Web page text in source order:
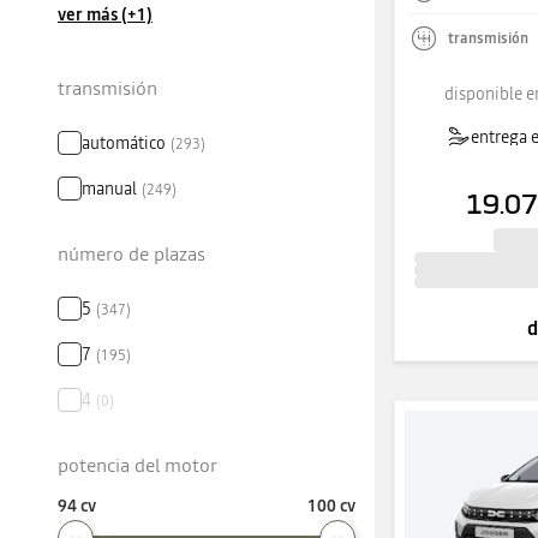
ver más (+1)
transmisión
automático (293)
manual (249)
número de plazas
5 (347)
7 (195)
4 (0)
potencia del motor
94 cv 100 cv
transmisión
disponible
entrega